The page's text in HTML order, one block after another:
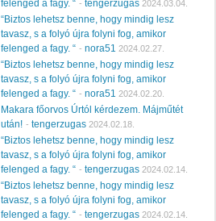
felenged a fagy. “ - tengerzugas 2024.03.04.
“Biztos lehetsz benne, hogy mindig lesz
tavasz, s a folyó újra folyni fog, amikor
felenged a fagy. “ - nora51 2024.02.27.
“Biztos lehetsz benne, hogy mindig lesz
tavasz, s a folyó újra folyni fog, amikor
felenged a fagy. “ - nora51 2024.02.20.
Makara főorvos Úrtól kérdezem. Májműtét
után! - tengerzugas 2024.02.18.
“Biztos lehetsz benne, hogy mindig lesz
tavasz, s a folyó újra folyni fog, amikor
felenged a fagy. “ - tengerzugas 2024.02.14.
“Biztos lehetsz benne, hogy mindig lesz
tavasz, s a folyó újra folyni fog, amikor
felenged a fagy. “ - tengerzugas 2024.02.14.